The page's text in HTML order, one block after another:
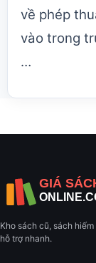
về phép
vào trong
…
Kho sách cũ, sách
hỗ trợ nhanh.